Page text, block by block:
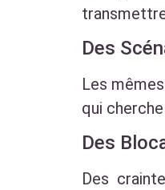
Des
Les
qui
Des
Des